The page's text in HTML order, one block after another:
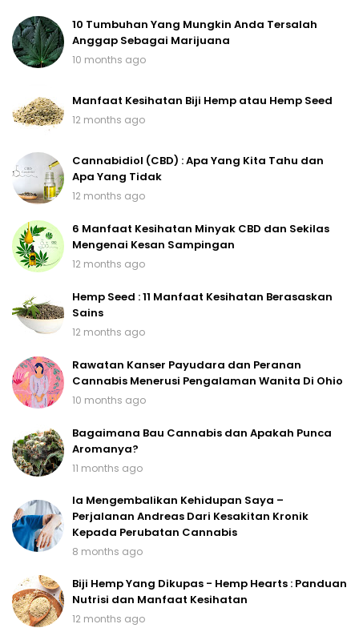
10 Tumbuhan Yang Mungkin Anda Tersalah
Anggap Sebagai Marijuana
10 months ago
Manfaat Kesihatan Biji Hemp atau Hemp Seed
12 months ago
Cannabidiol (CBD) : Apa Yang Kita Tahu dan
Apa Yang Tidak
12 months ago
6 Manfaat Kesihatan Minyak CBD dan Sekilas
Mengenai Kesan Sampingan
12 months ago
Hemp Seed : 11 Manfaat Kesihatan Berasaskan
Sains
12 months ago
Rawatan Kanser Payudara dan Peranan
Cannabis Menerusi Pengalaman Wanita Di Ohio
10 months ago
Bagaimana Bau Cannabis dan Apakah Punca
Aromanya?
11 months ago
Ia Mengembalikan Kehidupan Saya –
Perjalanan Andreas Dari Kesakitan Kronik
Kepada Perubatan Cannabis
8 months ago
Biji Hemp Yang Dikupas - Hemp Hearts : Panduan
Nutrisi dan Manfaat Kesihatan
12 months ago